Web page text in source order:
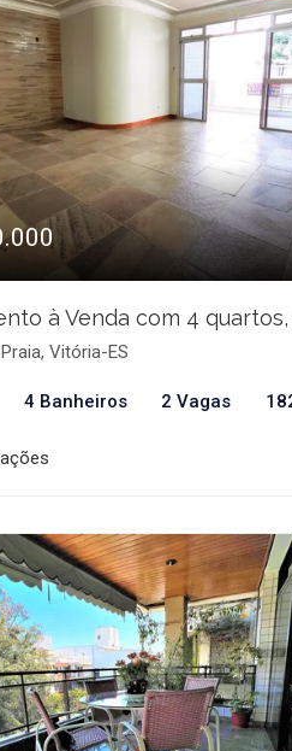
à Venda com 4 quartos,
Vitória-ES
4 Banheiros 2 Vagas